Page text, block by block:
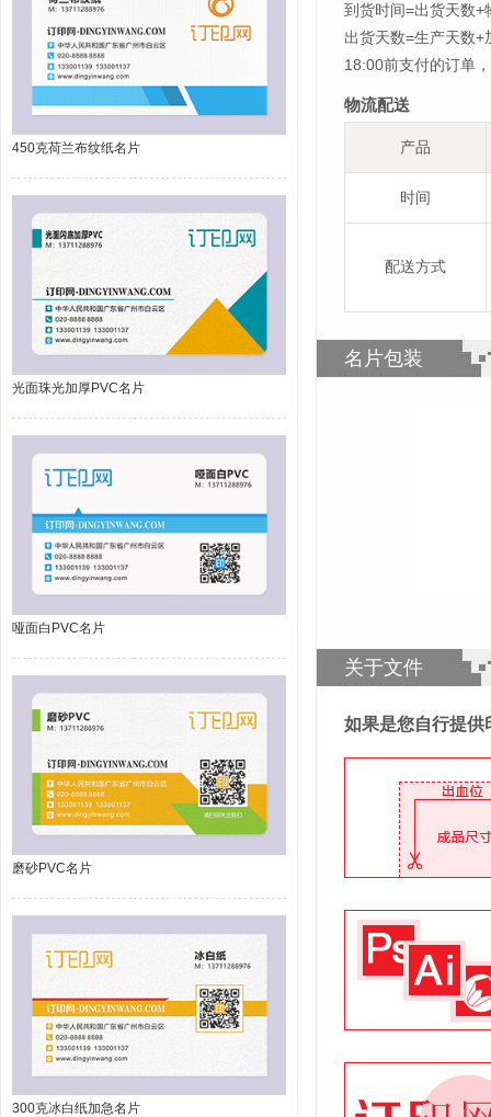
450克荷兰布纹纸名片
光面珠光加厚PVC名片
哑面白PVC名片
磨砂PVC名片
300克冰白纸加急名片
到货时间=出货天数+
出货天数=生产天数
18:00前支付的订单
物流配送
产品
时间
配送方式
名片包装
关于文件
如果是您自行提供